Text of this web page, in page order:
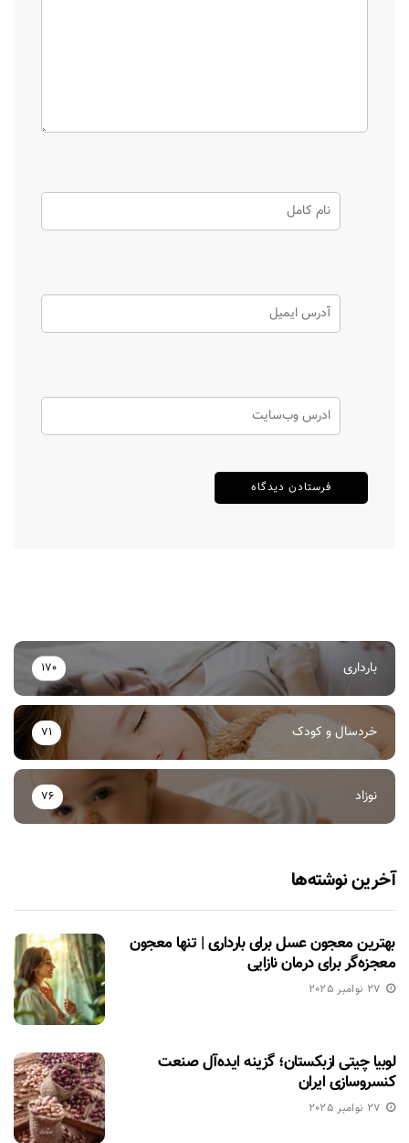
بارداری 170
خردسال و کودک 71
نوزاد 76
آخرین نوشته‌ها
بهترین معجون عسل برای بارداری | تنها معجون
معجزه‌گر برای درمان نازایی
27 نوامبر 2025
لوبیا چیتی ازبکستان؛ گزینه ایده‌آل صنعت
کنسروسازی ایران
27 نوامبر 2025